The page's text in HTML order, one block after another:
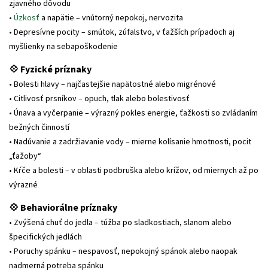
zjavného dôvodu
• Úzkosť a napätie – vnútorný nepokoj, nervozita
• Depresívne pocity – smútok, zúfalstvo, v ťažších prípadoch aj
myšlienky na sebapoškodenie
💠 Fyzické príznaky
• Bolesti hlavy – najčastejšie napätostné alebo migrénové
• Citlivosť prsníkov – opuch, tlak alebo bolestivosť
• Únava a vyčerpanie – výrazný pokles energie, ťažkosti so zvládaním
bežných činností
• Nadúvanie a zadržiavanie vody – mierne kolísanie hmotnosti, pocit
„ťažoby“
• Kŕče a bolesti – v oblasti podbruška alebo krížov, od miernych až po
výrazné
💠 Behaviorálne príznaky
• Zvýšená chuť do jedla – túžba po sladkostiach, slanom alebo
špecifických jedlách
• Poruchy spánku – nespavosť, nepokojný spánok alebo naopak
nadmerná potreba spánku